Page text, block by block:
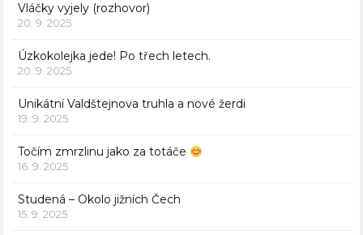
Vláčky vyjely (rozhovor)
20. 9. 2025
Úzkokolejka jede! Po třech letech.
20. 9. 2025
Unikátní Valdštejnova truhla a nové žerdi
19. 9. 2025
Točím zmrzlinu jako za totáče
16. 9. 2025
Studená – Okolo jižních Čech
15. 9. 2025